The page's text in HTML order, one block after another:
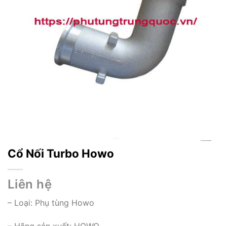
Cổ Nối Turbo Howo
Liên hệ
– Loại: Phụ tùng Howo